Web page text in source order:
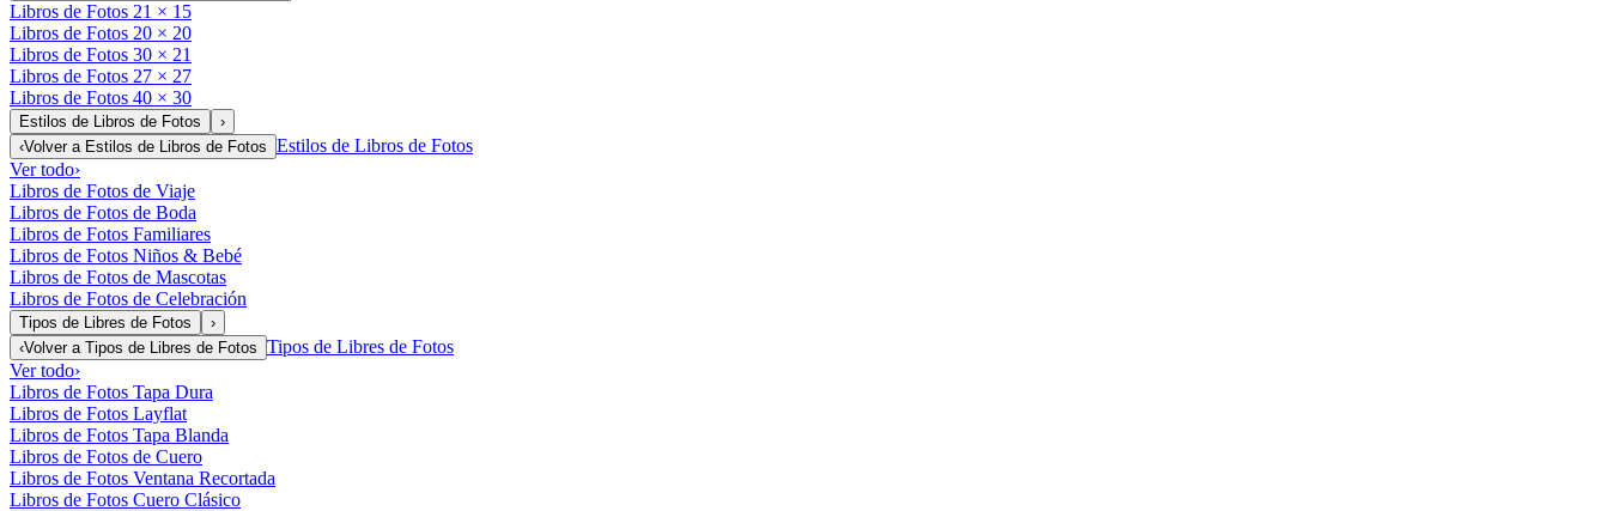
Libros de Fotos 21 × 15
Libros de Fotos 20 × 20
Libros de Fotos 30 × 21
Libros de Fotos 27 × 27
Libros de Fotos 40 × 30
Estilos de Libros de Fotos
›
‹Volver a Estilos de Libros de Fotos Estilos de Libros de Fotos
Ver todo›
Libros de Fotos de Viaje
Libros de Fotos de Boda
Libros de Fotos Familiares
Libros de Fotos Niños & Bebé
Libros de Fotos de Mascotas
Libros de Fotos de Celebración
Tipos de Libres de Fotos
›
‹Volver a Tipos de Libres de Fotos Tipos de Libres de Fotos
Ver todo›
Libros de Fotos Tapa Dura
Libros de Fotos Layflat
Libros de Fotos Tapa Blanda
Libros de Fotos de Cuero
Libros de Fotos Ventana Recortada
Libros de Fotos Cuero Clásico